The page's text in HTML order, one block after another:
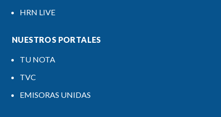
HRN LIVE
NUESTROS PORTALES
TU NOTA
TVC
EMISORAS UNIDAS